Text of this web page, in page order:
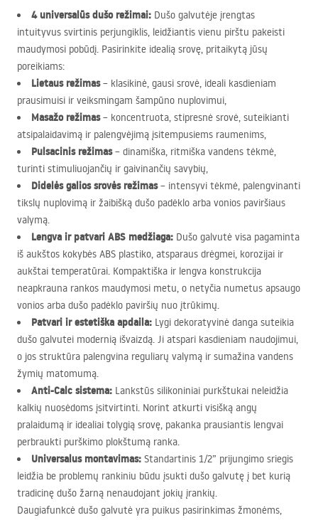
4 universalūs dušo režimai: Dušo galvutėje įrengtas
intuityvus svirtinis perjungiklis, leidžiantis vienu pirštu pakeisti
maudymosi pobūdį. Pasirinkite idealią srovę, pritaikytą jūsų
poreikiams:
Lietaus režimas– klasikinė, gausi srovė, ideali kasdieniam
prausimuisi ir veiksmingam šampūno nuplovimui,
Masažo režimas– koncentruota, stipresnė srovė, suteikianti
atsipalaidavimą ir palengvėjimą įsitempusiems raumenims,
Pulsacinis režimas– dinamiška, ritmiška vandens tėkmė,
turinti stimuliuojančių ir gaivinančių savybių,
Didelės galios srovės režimas– intensyvi tėkmė, palengvinanti
tikslų nuplovimą ir žaibišką dušo padėklo arba vonios paviršiaus
valymą.
Lengva ir patvari ABS medžiaga: Dušo galvutė visa pagaminta
iš aukštos kokybės ABS plastiko, atsparaus drėgmei, korozijai ir
aukštai temperatūrai. Kompaktiška ir lengva konstrukcija
neapkrauna rankos maudymosi metu, o netyčia numetus apsaugo
vonios arba dušo padėklo paviršių nuo įtrūkimų.
Patvari ir estetiška apdaila: Lygi dekoratyvinė danga suteikia
dušo galvutei modernią išvaizdą. Ji atspari kasdieniam naudojimui,
o jos struktūra palengvina reguliarų valymą ir sumažina vandens
žymių matomumą.
Anti-Calc sistema: Lankstūs silikoniniai purkštukai neleidžia
kalkių nuosėdoms įsitvirtinti. Norint atkurti visišką angų
pralaidumą ir idealiai tolygią srovę, pakanka prausiantis lengvai
perbraukti purškimo plokštumą ranka.
Universalus montavimas: Standartinis 1/2” prijungimo sriegis
leidžia be problemų rankiniu būdu įsukti dušo galvutę į bet kurią
tradicinę dušo žarną nenaudojant jokių įrankių.
Daugiafunkcė dušo galvutė yra puikus pasirinkimas žmonėms,